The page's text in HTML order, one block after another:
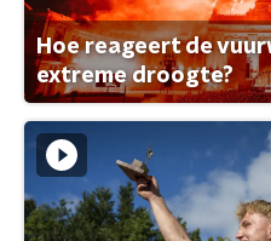
Hoe reageert de
extreme droogte?